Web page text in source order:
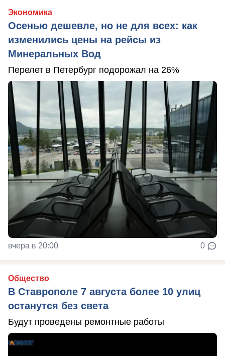
Экономика
Осенью дешевле, но не для всех: как
изменились цены на рейсы из
Минеральных Вод
Перелет в Петербург подорожал на 26%
вчера в 20:00 0
Общество
В Ставрополе 7 августа более 10 улиц
останутся без света
Будут проведены ремонтные работы